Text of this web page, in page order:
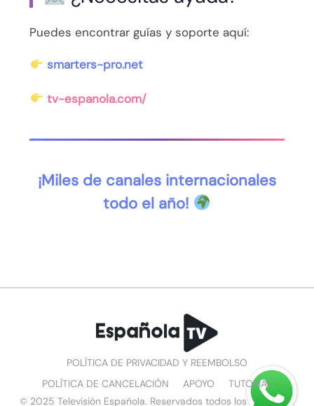
Puedes encontrar guías y soporte aquí:
smarters-pro.net
tv-espanola.com/
¡Miles de canales internacionales
todo el año!
POLÍTICA DE PRIVACIDAD Y REEMBOLSO
POLÍTICA DE CANCELACIÓN
APOYO
TUTORIAL
© 2025 Televisión Española. Reservados todos los derechos.